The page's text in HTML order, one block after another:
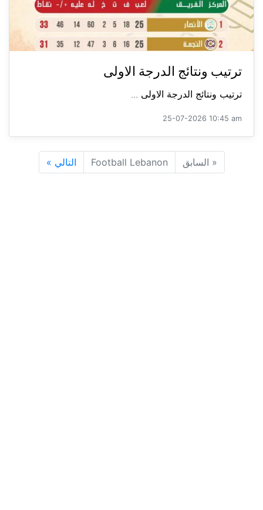
ترتيب ونتائج الدرجة الاولى
ترتيب ونتائج الدرجة الاولى ...
25-07-2026 10:45 am
« السابق Football Lebanon التالي »